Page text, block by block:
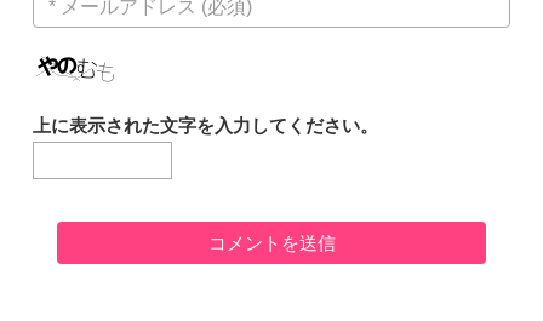
上に表示された文字を入力してください。